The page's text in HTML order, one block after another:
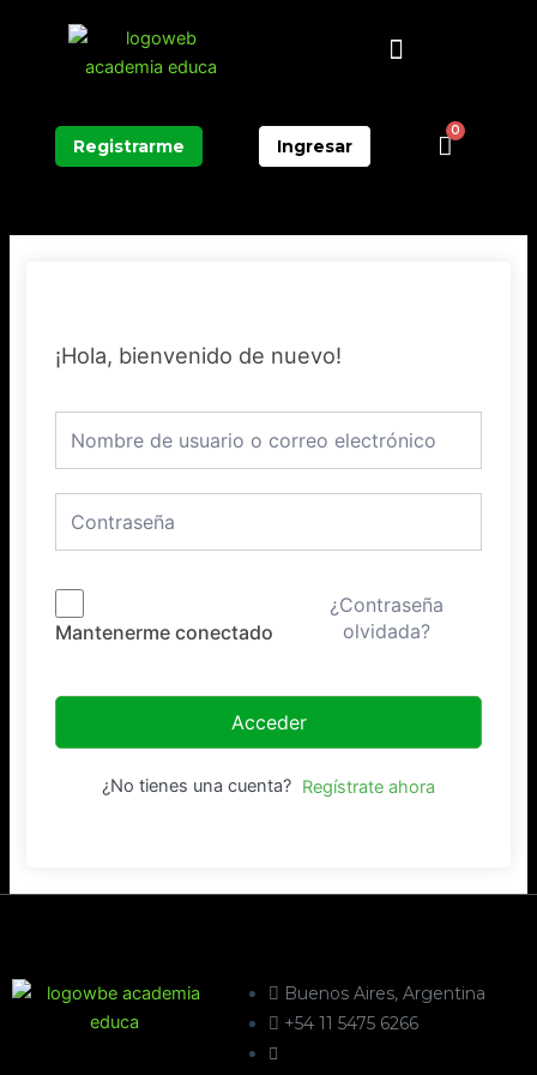
Menú
Registrarme Ingresar
0
¡Hola, bienvenido de nuevo!
Mantenerme conectado
¿Contraseña
olvidada?
Acceder
¿No tienes una cuenta? Regístrate ahora
Buenos Aires, Argentina
+54 11 5475 6266